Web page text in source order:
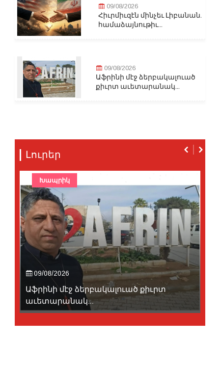
09/08/2026
Հիւրմիւզէն մինչեւ Լիբանան.
համաձայնութիւ...
09/08/2026
Աֆրինի մէջ ձերբակալուած
քիւրտ աւետարանակ...
Լուրեր
09/08/2026
Աֆրինի մէջ ձերբակալուած քիւրտ
աւետարանակ...
Խապրիկ